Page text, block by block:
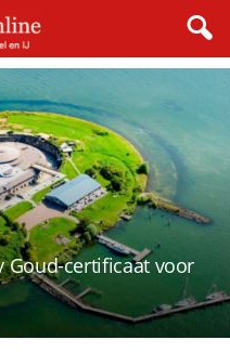
Goud-certificaat voor duurzame recreatie
Goud-certificaat voor